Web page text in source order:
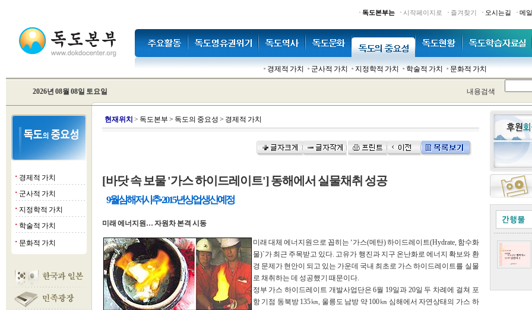
· 독도본부는 · 시작페이지로 · 즐겨찾기 · 오시는길 · 메
경제적 가치 군사적 가치 지정학적 가치 학술적 가치 문화적 가치
2026년 08월 08일 토요일 내용검색
■ 경제적 가치
■ 군사적 가치
■ 지정학적 가치
■ 학술적 가치
■ 문화적 가치
현재위치 > 독도본부 > 독도의 중요성 > 경제적 가치
[바닷 속 보물 '가스 하이드레이트'] 동해에서 실물채취 성공
9월 심해저 시추·2015년 상업 생산 예정
미래 에너지원… 자원차 본격 시동
미래 대체 에너지원으로 꼽히는 ‘가스(메탄) 하이드레이트(Hydrate, 함수화
물)`가 최근 주목받고 있다. 고유가 행진과 지구 온난화로 에너지 확보와 환
경 문제가 현안이 되고 있는 가운데 국내 최초로 가스 하이드레이트를 실물
로 채취하는 데 성공했기 때문이다.
정부 가스 하이드레이트 개발사업단은 6월 19일과 20일 두 차례에 걸쳐 포
항 기점 동북방 135㎞, 울릉도 남방 약 100㎞ 심해에서 자연상태의 가스 하